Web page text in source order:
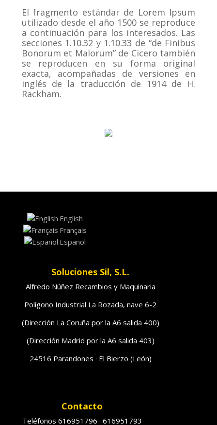
El fragmento estándar de Lorem Ipsum
utilizado desde el año 1500 se reproduce
a continuación para los interesados. Las
secciones 1.10.32 y 1.10.33 de “de Finibus
Bonorum et Malorum” de Cicero también
se reproducen en su forma original
exacta, acompañadas de versiones en
inglés de la traducción de 1914 de H.
Rackham.
English
Français
Español
Soluciones Sil, S.L.
Alfredo Núñez Recambios y Maquinaria
Polígono Industrial La Rozada, nave 6-2
(Dirección La Coruña por la A6 salida 400)
(Dirección Madrid por la A6 salida 403)
24516 Parandones · El Bierzo (León)
Contacto
Teléfonos 616951796 · 616951793